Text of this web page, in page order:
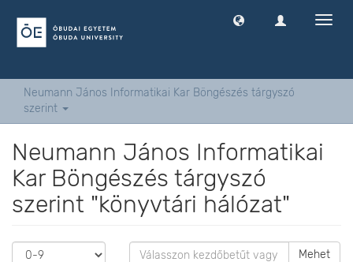
Neumann János Informatikai Kar Böngészés tárgyszó
szerint
Neumann János Informatikai
Kar Böngészés tárgyszó
szerint "könyvtári hálózat"
Mehet